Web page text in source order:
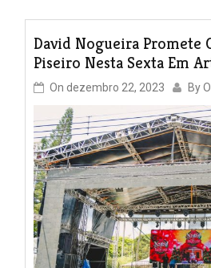
David Nogueira Promete
Piseiro Nesta Sexta Em
On dezembro 22, 2023 By